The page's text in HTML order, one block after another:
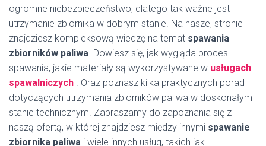
ogromne niebezpieczeństwo, dlatego tak ważne jest
utrzymanie zbiornika w dobrym stanie. Na naszej stronie
znajdziesz kompleksową wiedzę na temat spawania
zbiorników paliwa. Dowiesz się, jak wygląda proces
spawania, jakie materiały są wykorzystywane w usługach
spawalniczych . Oraz poznasz kilka praktycznych porad
dotyczących utrzymania zbiorników paliwa w doskonałym
stanie technicznym. Zapraszamy do zapoznania się z
naszą ofertą, w której znajdziesz między innymi spawanie
zbiornika paliwa i wiele innych usług, takich jak